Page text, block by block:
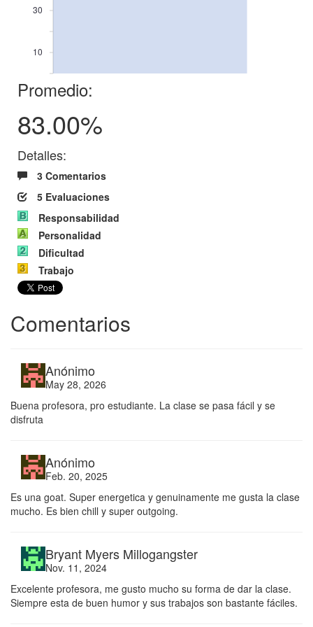
10
30
Promedio:
83.00%
Detalles:
3 Comentarios
5 Evaluaciones
Responsabilidad
Personalidad
Dificultad
Trabajo
Comentarios
Anónimo
May 28, 2026
Buena profesora, pro estudiante. La clase se pasa fácil y se
disfruta
Anónimo
Feb. 20, 2025
Es una goat. Super energetica y genuinamente me gusta la clase
mucho. Es bien chill y super outgoing.
Bryant Myers Millogangster
Nov. 11, 2024
Excelente profesora, me gusto mucho su forma de dar la clase.
Siempre esta de buen humor y sus trabajos son bastante fáciles.